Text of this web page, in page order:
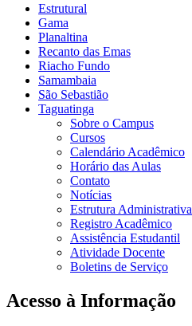
Estrutural
Gama
Planaltina
Recanto das Emas
Riacho Fundo
Samambaia
São Sebastião
Taguatinga
Sobre o Campus
Cursos
Calendário Acadêmico
Horário das Aulas
Contato
Notícias
Estrutura Administrativa
Registro Acadêmico
Assistência Estudantil
Atividade Docente
Boletins de Serviço
Acesso à Informação